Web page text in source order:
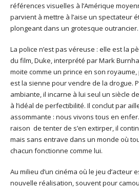
références visuelles à l’Amérique
parvient à mettre à l’aise un spectateur
plongeant dans un grotesque outrancier.
La police n’est pas véreuse : elle est la
du film, Duke, interprété par Mark
moite comme un prince en son
est la sienne pour vendre de la drogue.
ambiante, il incarne à lui seul un siècle
à l’idéal de perfectibilité. Il conclut par
assommante : nous vivons tous en
raison de tenter de s’en extirper, il
mais sans entrave dans un monde où
chacun fonctionne comme lui.
Au milieu d’un cinéma où le jeu d’acteur
nouvelle réalisation, souvent pour